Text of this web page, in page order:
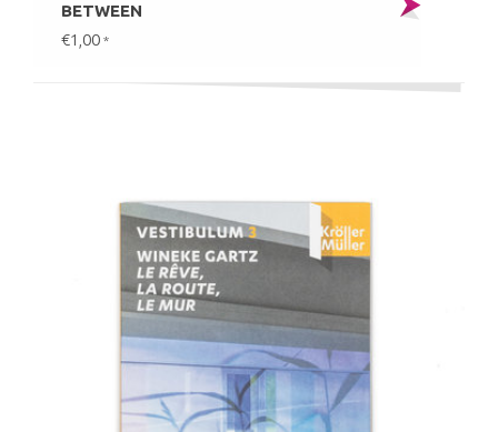
BETWEEN
€1,00 *